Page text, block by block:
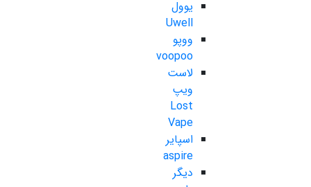
یوول
Uwell
ووپو
voopoo
لاست
ویپ
Lost
Vape
اسپایر
aspire
دیگر